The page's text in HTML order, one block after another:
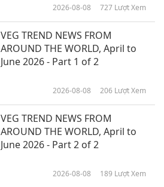
Từ Phúc Âm Hòa Bình Của Giáo
Phái Essenes: Trích Tuyển Quyển
Tuyển Tập Các Áng Thơ Tâm Linh
Của Victor Hugo, Phần 1/2
Master Television
2026-08-08 727 Lượt Xem
VEG TREND NEWS FROM
AROUND THE WORLD, April to
June 2026 - Part 1 of 2
2026-08-08 206 Lượt Xem
VEG TREND NEWS FROM
AROUND THE WORLD, April to
June 2026 - Part 2 of 2
2026-08-08 189 Lượt Xem